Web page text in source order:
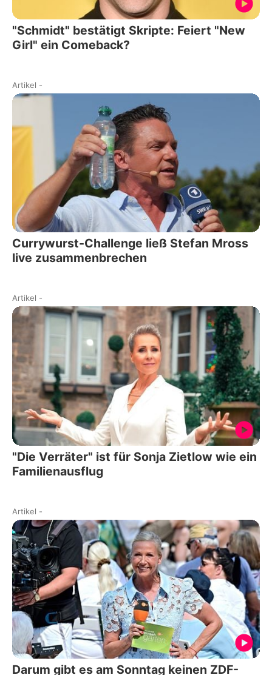
"Schmidt" bestätigt Skripte: Feiert "New
Girl" ein Comeback?
Artikel -
Currywurst-Challenge ließ Stefan Mross
live zusammenbrechen
Artikel -
"Die Verräter" ist für Sonja Zietlow wie ein
Familienausflug
Artikel -
Darum gibt es am Sonntag keinen ZDF-